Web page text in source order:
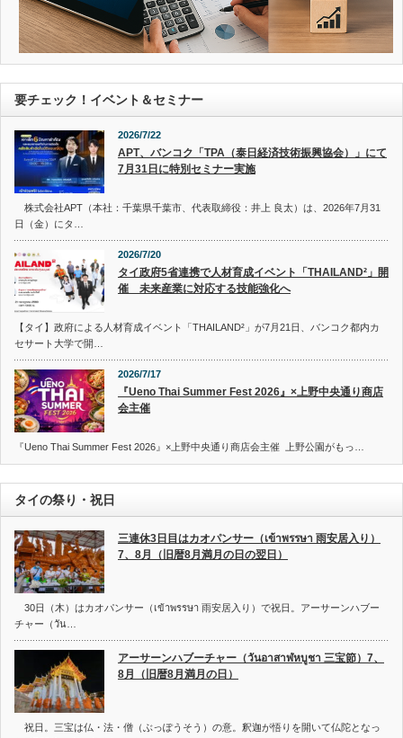
要チェック！イベント＆セミナー
2026/7/22
APT、バンコク「TPA（泰日経済技術振興協会）」にて
7月31日に特別セミナー実施
株式会社APT（本社：千葉県千葉市、代表取締役：井上 良太）は、2026年7月31
日（金）にタ…
2026/7/20
タイ政府5省連携で人材育成イベント「THAILAND²」開
催 未来産業に対応する技能強化へ
【タイ】政府による人材育成イベント「THAILAND²」が7月21日、バンコク都内カ
セサート大学で開…
2026/7/17
『Ueno Thai Summer Fest 2026』×上野中央通り商店
会主催
『Ueno Thai Summer Fest 2026』×上野中央通り商店会主催 上野公園がもっ…
タイの祭り・祝日
三連休3日目はカオパンサー（เข้าพรรษา 雨安居入り）
7、8月（旧暦8月満月の日の翌日）
30日（木）はカオパンサー（เข้าพรรษา 雨安居入り）で祝日。アーサーンハブー
チャー（วัน…
アーサーンハブーチャー（วันอาสาฬหบูชา 三宝節）7、
8月（旧暦8月満月の日）
祝日。三宝は仏・法・僧（ぶっぽうそう）の意。釈迦が悟りを開いて仏陀となっ